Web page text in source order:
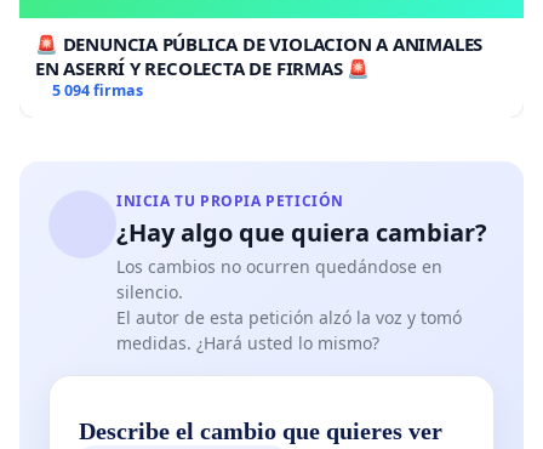
🚨 DENUNCIA PÚBLICA DE VIOLACION A ANIMALES
EN ASERRÍ Y RECOLECTA DE FIRMAS 🚨
5 094 firmas
INICIA TU PROPIA PETICIÓN
¿Hay algo que quiera cambiar?
Los cambios no ocurren quedándose en
silencio.
El autor de esta petición alzó la voz y tomó
medidas. ¿Hará usted lo mismo?
Describe el cambio que quieres ver